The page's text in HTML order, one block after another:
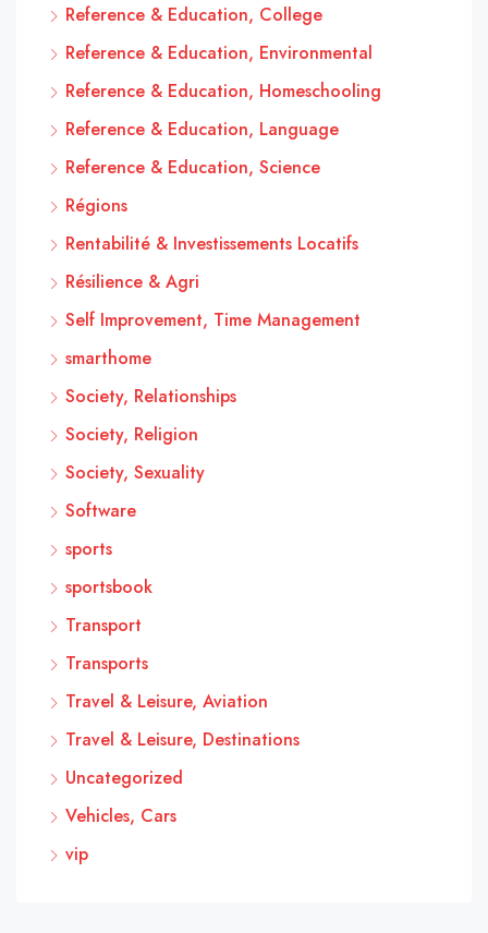
Reference & Education, College
Reference & Education, Environmental
Reference & Education, Homeschooling
Reference & Education, Language
Reference & Education, Science
Régions
Rentabilité & Investissements Locatifs
Résilience & Agri
Self Improvement, Time Management
smarthome
Society, Relationships
Society, Religion
Society, Sexuality
Software
sports
sportsbook
Transport
Transports
Travel & Leisure, Aviation
Travel & Leisure, Destinations
Uncategorized
Vehicles, Cars
vip